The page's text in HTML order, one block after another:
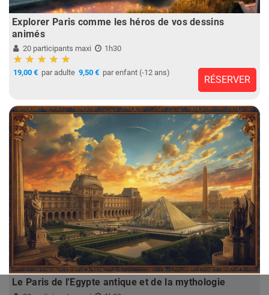
Explorer Paris comme les héros de vos dessins
animés
20 participants maxi 1h30
19,00 € par adulte 9,50 € par enfant (-12 ans)
RÉSERVER
Le Paris de l'Egypte antique et de la mythologie